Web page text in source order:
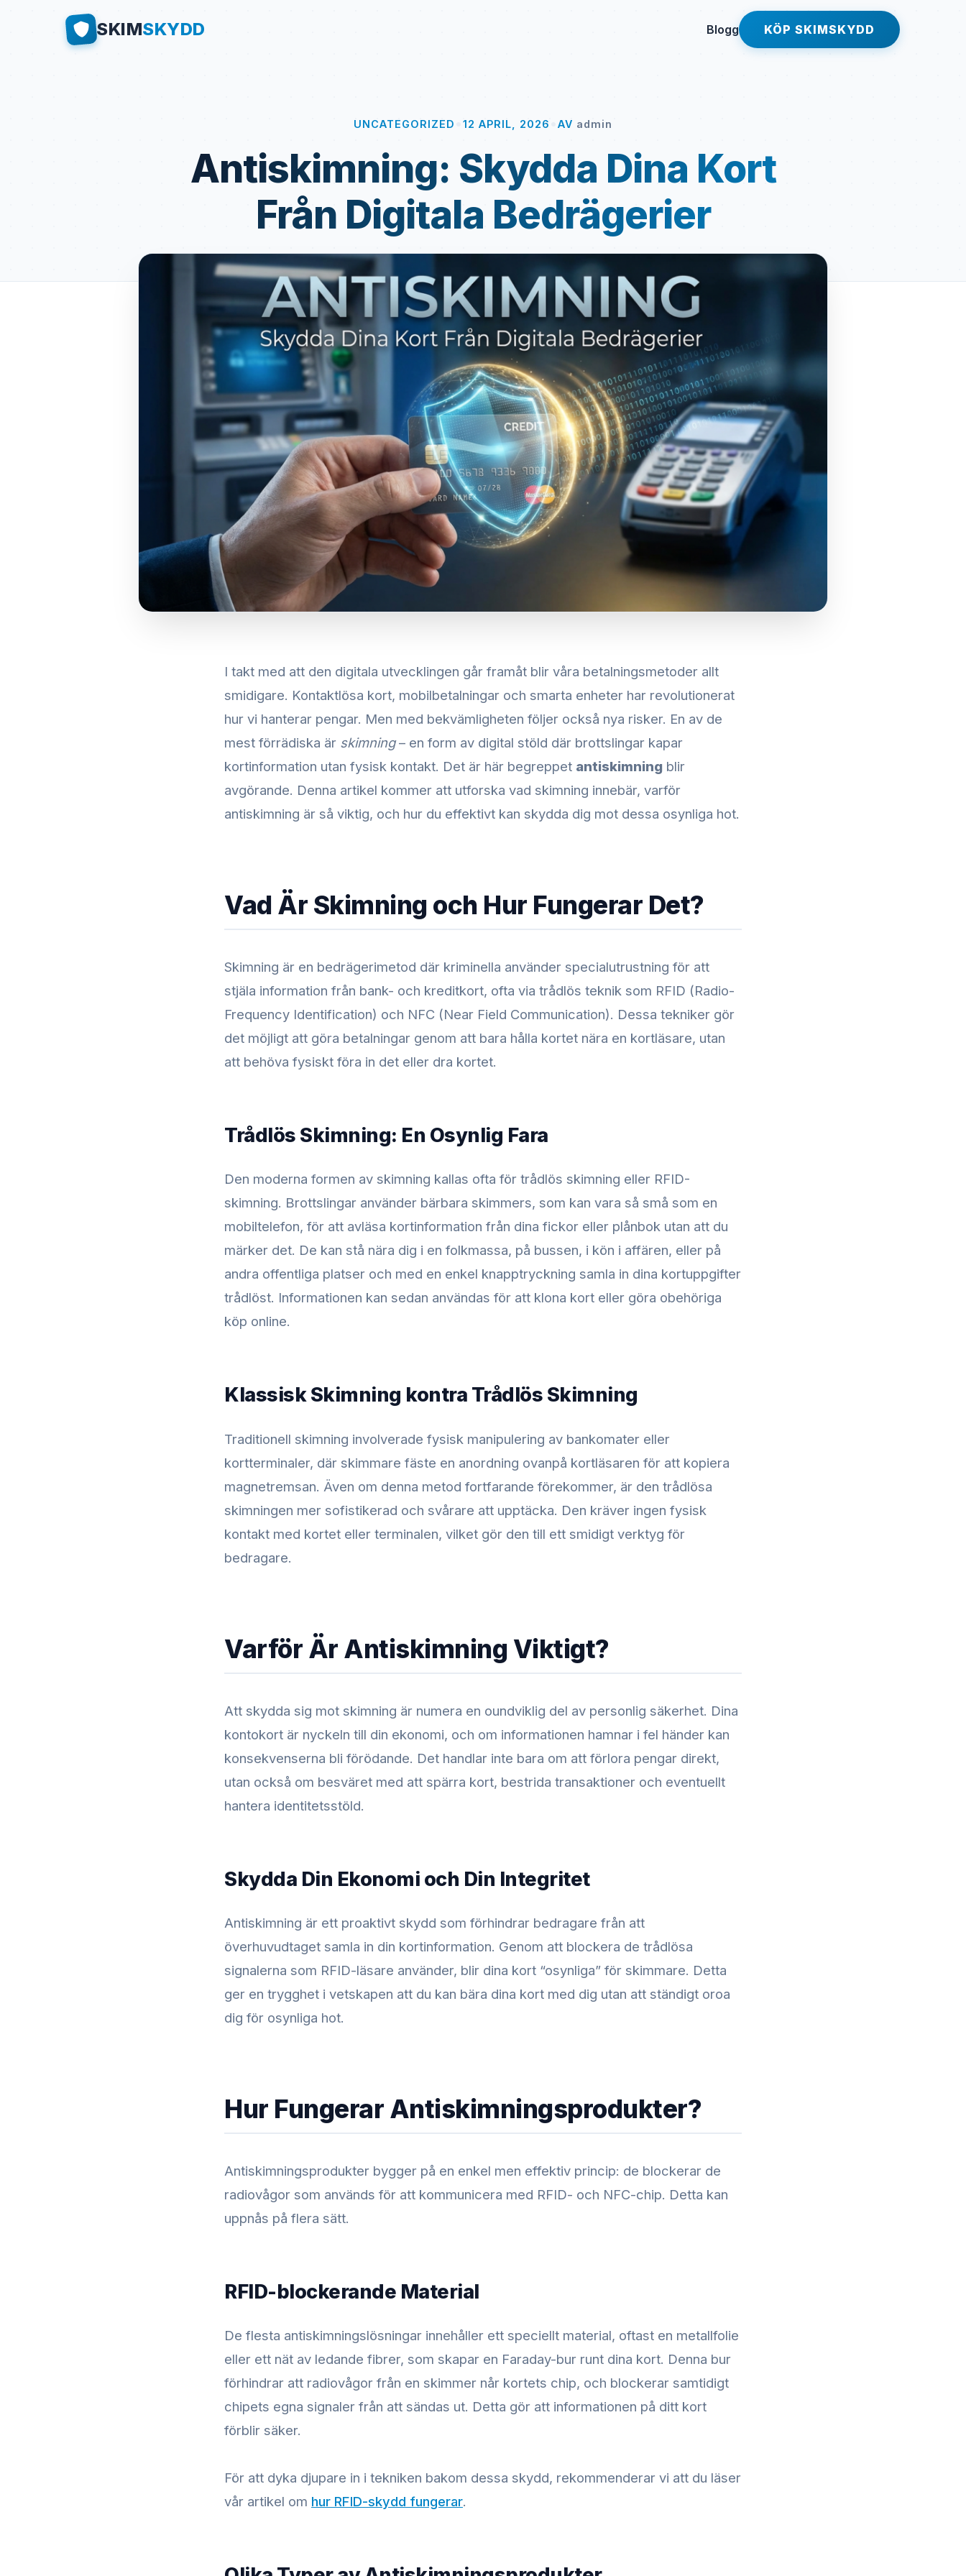
SKIMSKYDD Blogg KÖP SKIMSKYDD
UNCATEGORIZED 12 APRIL, 2026 AV admin
Antiskimning: Skydda Dina Kort
Från Digitala Bedrägerier
I takt med att den digitala utvecklingen går framåt blir våra betalningsmetoder allt
smidigare. Kontaktlösa kort, mobilbetalningar och smarta enheter har revolutionerat
hur vi hanterar pengar. Men med bekvämligheten följer också nya risker. En av de
mest förrädiska är skimning– en form av digital stöld där brottslingar kapar
kortinformation utan fysisk kontakt. Det är här begreppet antiskimning blir
avgörande. Denna artikel kommer att utforska vad skimning innebär, varför
antiskimning är så viktig, och hur du effektivt kan skydda dig mot dessa osynliga hot.
Vad Är Skimning och Hur Fungerar Det?
Skimning är en bedrägerimetod där kriminella använder specialutrustning för att
stjäla information från bank- och kreditkort, ofta via trådlös teknik som RFID (Radio-
Frequency Identification) och NFC (Near Field Communication). Dessa tekniker gör
det möjligt att göra betalningar genom att bara hålla kortet nära en kortläsare, utan
att behöva fysiskt föra in det eller dra kortet.
Trådlös Skimning: En Osynlig Fara
Den moderna formen av skimning kallas ofta för trådlös skimning eller RFID-
skimning. Brottslingar använder bärbara skimmers, som kan vara så små som en
mobiltelefon, för att avläsa kortinformation från dina fickor eller plånbok utan att du
märker det. De kan stå nära dig i en folkmassa, på bussen, i kön i affären, eller på
andra offentliga platser och med en enkel knapptryckning samla in dina kortuppgifter
trådlöst. Informationen kan sedan användas för att klona kort eller göra obehöriga
köp online.
Klassisk Skimning kontra Trådlös Skimning
Traditionell skimning involverade fysisk manipulering av bankomater eller
kortterminaler, där skimmare fäste en anordning ovanpå kortläsaren för att kopiera
magnetremsan. Även om denna metod fortfarande förekommer, är den trådlösa
skimningen mer sofistikerad och svårare att upptäcka. Den kräver ingen fysisk
kontakt med kortet eller terminalen, vilket gör den till ett smidigt verktyg för
bedragare.
Varför Är Antiskimning Viktigt?
Att skydda sig mot skimning är numera en oundviklig del av personlig säkerhet. Dina
kontokort är nyckeln till din ekonomi, och om informationen hamnar i fel händer kan
konsekvenserna bli förödande. Det handlar inte bara om att förlora pengar direkt,
utan också om besväret med att spärra kort, bestrida transaktioner och eventuellt
hantera identitetsstöld.
Skydda Din Ekonomi och Din Integritet
Antiskimning är ett proaktivt skydd som förhindrar bedragare från att
överhuvudtaget samla in din kortinformation. Genom att blockera de trådlösa
signalerna som RFID-läsare använder, blir dina kort “osynliga” för skimmare. Detta
ger en trygghet i vetskapen att du kan bära dina kort med dig utan att ständigt oroa
dig för osynliga hot.
Hur Fungerar Antiskimningsprodukter?
Antiskimningsprodukter bygger på en enkel men effektiv princip: de blockerar de
radiovågor som används för att kommunicera med RFID- och NFC-chip. Detta kan
uppnås på flera sätt.
RFID-blockerande Material
De flesta antiskimningslösningar innehåller ett speciellt material, oftast en metallfolie
eller ett nät av ledande fibrer, som skapar en Faraday-bur runt dina kort. Denna bur
förhindrar att radiovågor från en skimmer når kortets chip, och blockerar samtidigt
chipets egna signaler från att sändas ut. Detta gör att informationen på ditt kort
förblir säker.
För att dyka djupare in i tekniken bakom dessa skydd, rekommenderar vi att du läser
vår artikel om hur RFID-skydd fungerar.